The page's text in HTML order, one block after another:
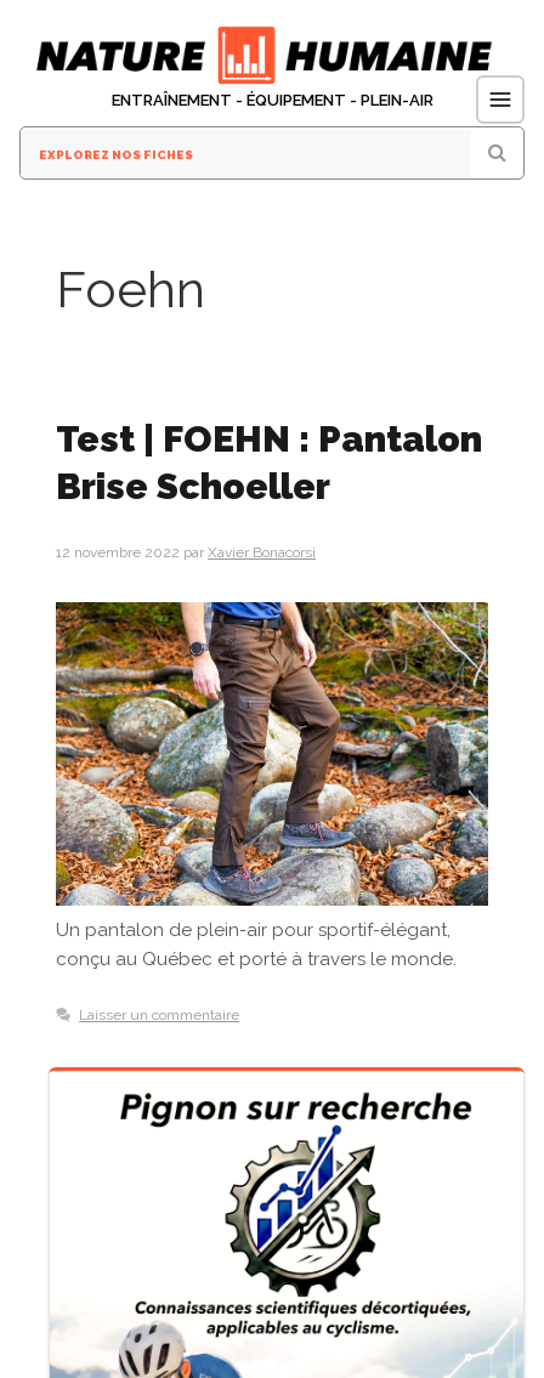
contenu
ENTRAÎNEMENT - ÉQUIPEMENT - PLEIN-AIR
Foehn
Test | FOEHN : Pantalon
Brise Schoeller
12 novembre 2022 par Xavier Bonacorsi
Un pantalon de plein-air pour sportif-élégant,
conçu au Québec et porté à travers le monde.
Laisser un commentaire